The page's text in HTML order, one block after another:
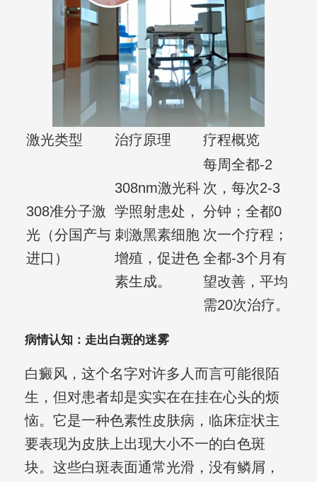
激光类型 治疗原理 疗程概览
308准分子激
光（分国产与
进口）
308nm激光科
学照射患处，
刺激黑素细胞
增殖，促进色
素生成。
每周全都-2
次，每次2-3
分钟；全都0
次一个疗程；
全都-3个月有
望改善，平均
需20次治疗。
病情认知：走出白斑的迷雾
白癜风，这个名字对许多人而言可能很陌
生，但对患者却是实实在在挂在心头的烦
恼。它是一种色素性皮肤病，临床症状主
要表现为皮肤上出现大小不一的白色斑
块。这些白斑表面通常光滑，没有鳞屑，